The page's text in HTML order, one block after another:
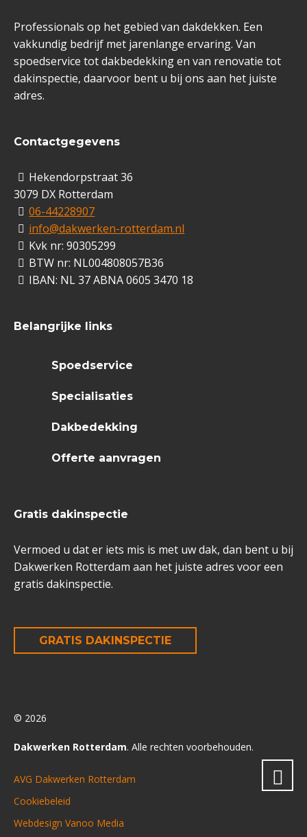
Professionals op het gebied van dakdekken. Een
vakkundig bedrijf met jarenlange ervaring. Van
spoedservice tot dakbedekking en van renovatie tot
dakinspectie, daarvoor bent u bij ons aan het juiste
adres.
Contactgegevens
Hekendorpstraat 36
3079 DX Rotterdam
06-44228907
info@dakwerken-rotterdam.nl
Kvk nr: 90305299
BTW nr: NL004808057B36
IBAN: NL 37 ABNA 0605 3470 18
Belangrijke links
Spoedservice
Specialisaties
Dakbedekking
Offerte aanvragen
Gratis dakinspectie
Vermoed u dat er iets mis is met uw dak, dan bent u bij
Dakwerken Rotterdam aan het juiste adres voor een
gratis dakinspectie.
GRATIS DAKINSPECTIE
© 2026
Dakwerken Rotterdam. Alle rechten voorbehouden.
AVG Dakwerken Rotterdam
Cookiebeleid
Webdesign Vanoo Media